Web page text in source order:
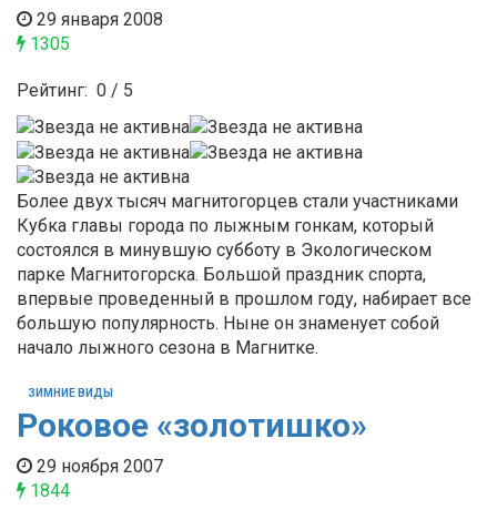
29 января 2008
1305
Рейтинг: 0 / 5
Более двух тысяч магнитогорцев стали участниками
Кубка главы города по лыжным гонкам, который
состоялся в минувшую субботу в Экологическом
парке Магнитогорска. Большой праздник спорта,
впервые проведенный в прошлом году, набирает все
большую популярность. Ныне он знаменует собой
начало лыжного сезона в Магнитке.
ЗИМНИЕ ВИДЫ
Роковое «золотишко»
29 ноября 2007
1844